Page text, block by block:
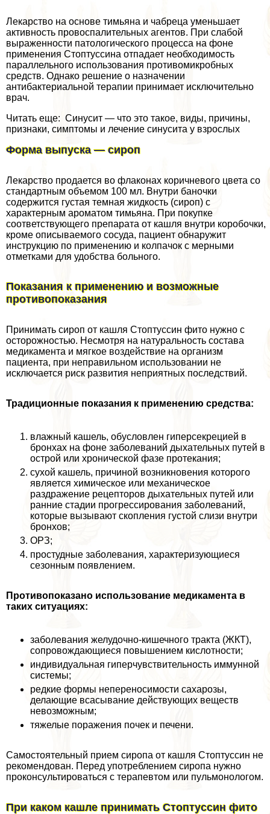
Лекарство на основе тимьяна и чабреца уменьшает
активность провоспалительных агентов. При слабой
выраженности патологического процесса на фоне
применения Стоптуссина отпадает необходимость
параллельного использования противомикробных
средств. Однако решение о назначении
антибактериальной терапии принимает исключительно
врач.
Читать еще: Синусит — что это такое, виды, причины,
признаки, симптомы и лечение синусита у взрослых
Форма выпуска — сироп
Лекарство продается во флаконах коричневого цвета со
стандартным объемом 100 мл. Внутри баночки
содержится густая темная жидкость (сироп) с
хаpaктерным ароматом тимьяна. При покупке
соответствующего препарата от кашля внутри коробочки,
кроме описываемого сосуда, пациент обнаружит
инструкцию по применению и колпачок с мерными
отметками для удобства больного.
Показания к применению и возможные
противопоказания
Принимать сироп от кашля Стоптуссин фито нужно с
осторожностью. Несмотря на натуральность состава
медикамента и мягкое воздействие на организм
пациента, при неправильном использовании не
исключается риск развития неприятных последствий.
Традиционные показания к применению средства:
влажный кашель, обусловлен гиперсекрецией в
бронхах на фоне заболеваний дыхательных путей в
острой или хронической фазе протекания;
сухой кашель, причиной возникновения которого
является химическое или механическое
раздражение рецепторов дыхательных путей или
ранние стадии прогрессирования заболеваний,
которые вызывают скопления густой слизи внутри
бронхов;
ОРЗ;
простудные заболевания, хаpaктеризующиеся
сезонным появлением.
Противопоказано использование медикамента в
таких ситуациях:
заболевания желудочно-кишечного тpaкта (ЖКТ),
сопровождающиеся повышением кислотности;
индивидуальная гиперчувствительность иммунной
системы;
редкие формы непереносимости сахарозы,
делающие всасывание действующих веществ
невозможным;
тяжелые поражения почек и печени.
Самостоятельный прием сиропа от кашля Стоптуссин не
рекомендован. Перед употрeблением сиропа нужно
проконсультироваться с терапевтом или пульмонологом.
При каком кашле принимать Стоптуссин фито